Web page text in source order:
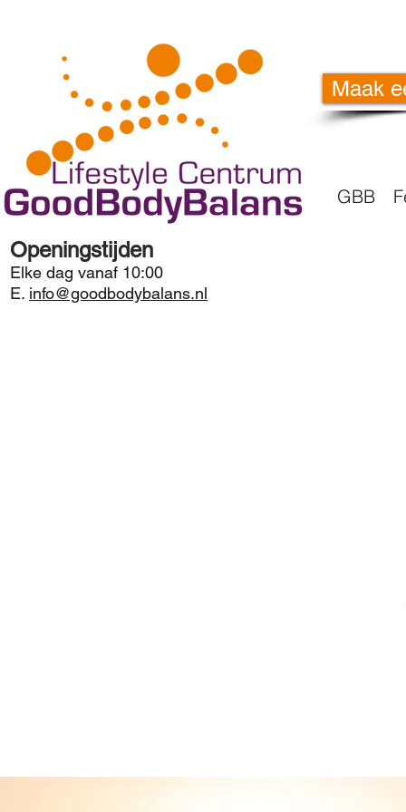
Maak
GBB
Openingstijden
Elke dag vanaf 10:00
E. info@goodbodybalans.nl